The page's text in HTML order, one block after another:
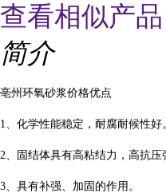
查看相似产
简介
亳州环氧砂浆价格优点
1、化学性能稳定，耐腐耐候性好
2、固结体具有高粘结力，高抗压
3、具有补强、加固的作用。